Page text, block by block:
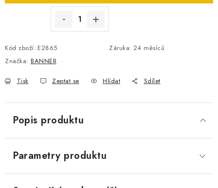
OCHRANA OSOBNÍCH ÚDAJŮ
OVĚŘOVÁNÍ RECENZÍ
JAK NA TO S BATTERY.CZ
ZPĚTNÝ ODBĚR ELEKTROZAŘÍZENÍ A BATERIÍ
Kód zboží: E2865 Záruka: 24 měsíců
Značka: BANNER
Tisk Zeptat se Hlídat Sdílet
Popis produktu
Parametry produktu